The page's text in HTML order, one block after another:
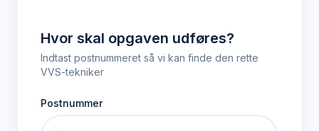
Hvor skal opgaven udføres?
Indtast postnummeret så vi kan finde den rette
VVS-tekniker
Postnummer